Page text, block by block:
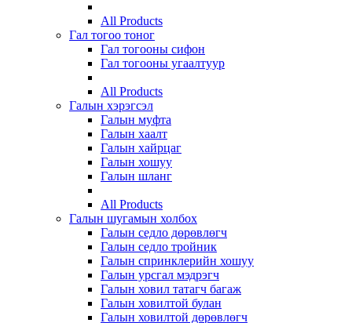
All Products
Гал тогоо тоног
Гал тогооны сифон
Гал тогооны угаалтуур
All Products
Галын хэрэгсэл
Галын муфта
Галын хаалт
Галын хайрцаг
Галын хошуу
Галын шланг
All Products
Галын шугамын холбох
Галын седло дөрөвлөгч
Галын седло тройник
Галын спринклерийн хошуу
Галын урсгал мэдрэгч
Галын ховил татагч багаж
Галын ховилтой булан
Галын ховилтой дөрөвлөгч